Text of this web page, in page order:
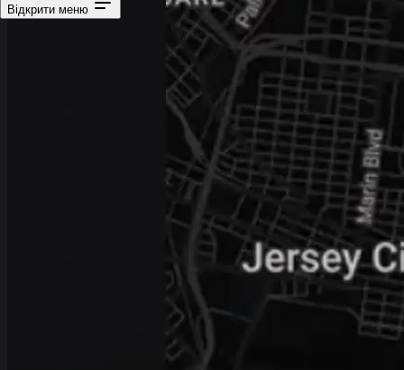
Відкрити меню